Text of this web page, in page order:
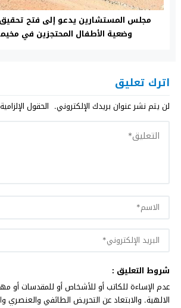
مجلس المستشارين يدعو إلى فتح
وضعية الأطفال المحتجزين في
اترك تعليق
لن يتم نشر عنوان بريدك الإلكتروني. الحقول
شروط التعليق :
عدم الإساءة للكاتب أو للأشخاص أو للمقدسات أو
الالهية. والابتعاد عن التحريض الطائفي والعنصري